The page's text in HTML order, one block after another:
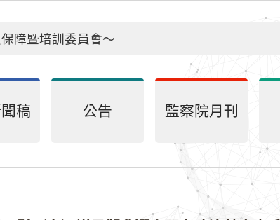
障暨培訓委員會～
稿 公告 監察院月刊